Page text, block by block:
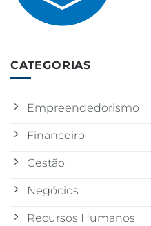
CATEGORIAS
Empreendedorismo
Financeiro
Gestão
Negócios
Recursos Humanos